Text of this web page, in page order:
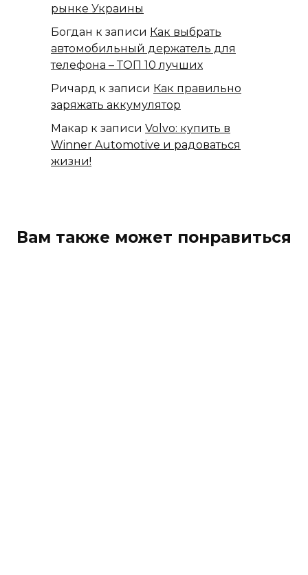
рынке Украины
Богдан к записи Как выбрать
автомобильный держатель для
телефона – ТОП 10 лучших
Ричард к записи Как правильно
заряжать аккумулятор
Макар к записи Volvo: купить в
Winner Automotive и радоваться
жизни!
Вам также может понравиться